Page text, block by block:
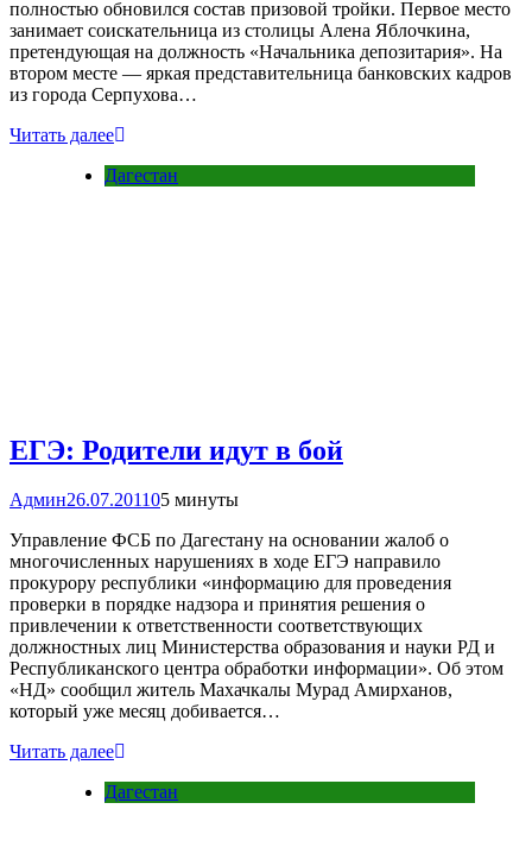
полностью обновился состав призовой тройки. Первое место
занимает соискательница из столицы Алена Яблочкина,
претендующая на должность «Начальника депозитария». На
втором месте — яркая представительница банковских кадров
из города Серпухова…
Читать далее
Дагестан
ЕГЭ: Родители идут в бой
Админ26.07.201105 минуты
Управление ФСБ по Дагестану на основании жалоб о
многочисленных нарушениях в ходе ЕГЭ направило
прокурору республики «информацию для проведения
проверки в порядке надзора и принятия решения о
привлечении к ответственности соответствующих
должностных лиц Министерства образования и науки РД и
Республиканского центра обработки информации». Об этом
«НД» сообщил житель Махачкалы Мурад Амирханов,
который уже месяц добивается…
Читать далее
Дагестан